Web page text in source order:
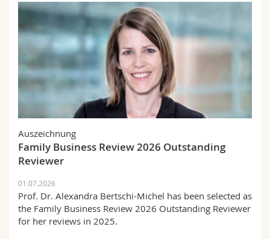
Auszeichnung
Family Business Review 2026 Outstanding
Reviewer
01.07.2026
Prof. Dr. Alexandra Bertschi-Michel has been selected as
the Family Business Review 2026 Outstanding Reviewer
for her reviews in 2025.